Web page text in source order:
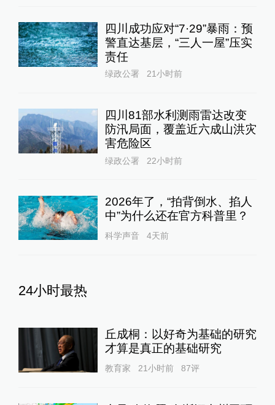
四川成功应对“7·29”暴雨：预
警直达基层，“三人一屋”压实
责任
绿政公署 21小时前
四川81部水利测雨雷达改变
防汛局面，覆盖近六成山洪灾
害危险区
绿政公署 22小时前
2026年了，“拍背倒水、掐人
中”为什么还在官方科普里？
科学声音 4天前
24小时最热
丘成桐：以好奇为基础的研究
才算是真正的基础研究
教育家 21小时前 87评